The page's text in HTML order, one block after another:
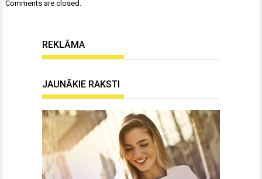
Comments are closed.
REKLĀMA
JAUNĀKIE RAKSTI